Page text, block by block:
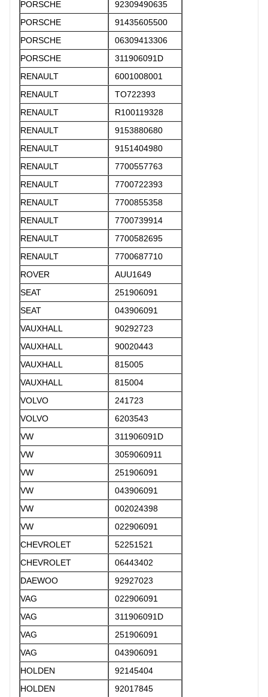
PORSCHE
92309490635
PORSCHE
91435605500
PORSCHE
06309413306
PORSCHE
311906091D
RENAULT
6001008001
RENAULT
TO722393
RENAULT
R100119328
RENAULT
9153880680
RENAULT
9151404980
RENAULT
7700557763
RENAULT
7700722393
RENAULT
7700855358
RENAULT
7700739914
RENAULT
7700582695
RENAULT
7700687710
ROVER
AUU1649
SEAT
251906091
SEAT
043906091
VAUXHALL
90292723
VAUXHALL
90020443
VAUXHALL
815005
VAUXHALL
815004
VOLVO
241723
VOLVO
6203543
VW
311906091D
VW
3059060911
VW
251906091
VW
043906091
VW
002024398
VW
022906091
CHEVROLET
52251521
CHEVROLET
06443402
DAEWOO
92927023
VAG
022906091
VAG
311906091D
VAG
251906091
VAG
043906091
HOLDEN
92145404
HOLDEN
92017845